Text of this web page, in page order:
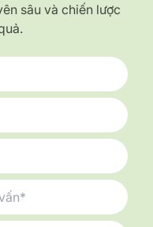
sâu và chiến lược